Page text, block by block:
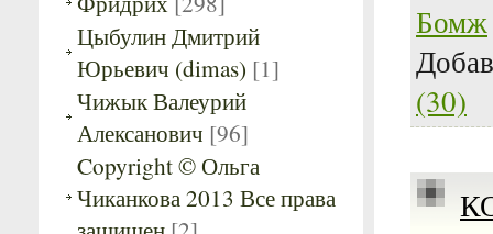
Цыбулин Дмитрий
Юрьевич (dimas) [1]
Чижык Валеурий
Алексанович [96]
Copyright © Ольга
Чиканкова 2013 Все права
Бомж
(30)